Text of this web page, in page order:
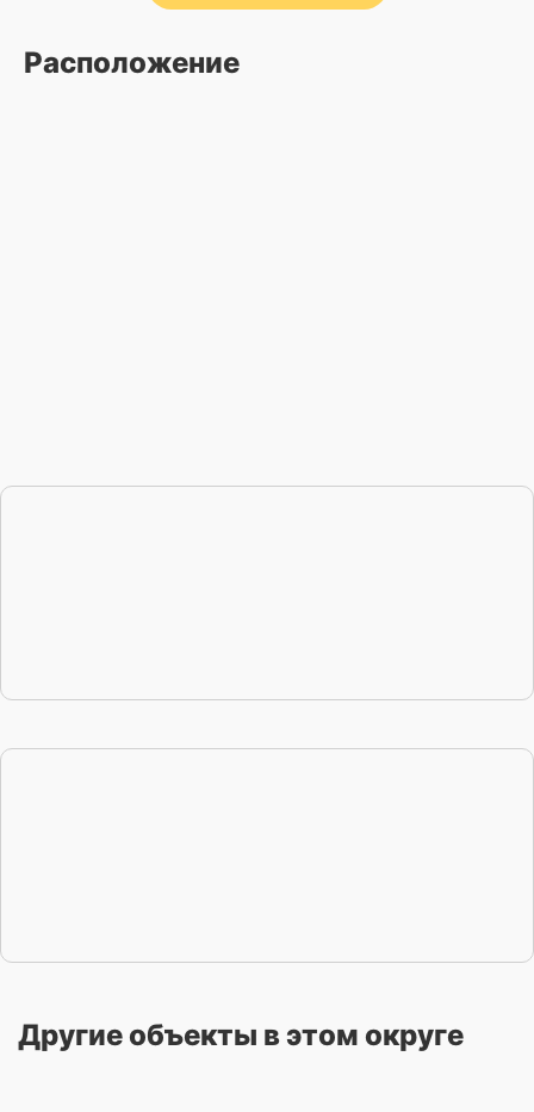
Расположение
Другие объекты в этом округе